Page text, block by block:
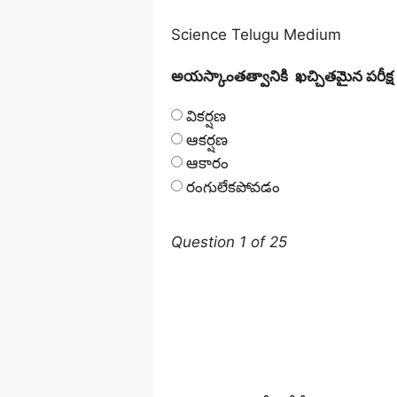
Science Telugu Medium
అయస్కాంతత్వానికి ఖచ్చితమైన పరీక్ష
వికర్షణ
ఆకర్షణ
ఆకారం
రంగులేకపోవడం
Question 1 of 25